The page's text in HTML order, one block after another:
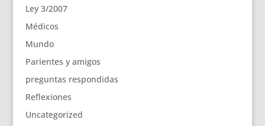
Ley 3/2007
Médicos
Mundo
Parientes y amigos
preguntas respondidas
Reflexiones
Uncategorized